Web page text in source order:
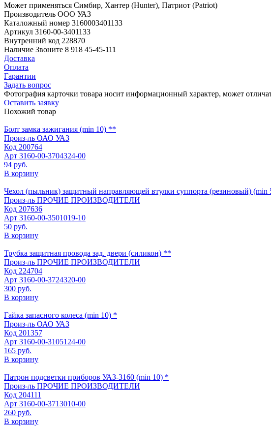
Может применяться Симбир, Хантер (Hunter), Патриот (Patriot)
Производитель ООО УАЗ
Каталожный номер 3160003401133
Артикул 3160-00-3401133
Внутренний код 228870
Наличие Звоните 8 918 45-45-111
Доставка
Оплата
Гарантии
Задать вопрос
Фотография карточки товара носит информационный характер, может
Оставить заявку
Похожий товар
Болт замка зажигания (min 10) **
Произ-ль ОАО УАЗ
Код 200764
Арт 3160-00-3704324-00
94 руб.
В корзину
Чехол (пыльник) защитный направляющей втулки суппорта (резиновый) (min
Произ-ль ПРОЧИЕ ПРОИЗВОДИТЕЛИ
Код 207636
Арт 3160-00-3501019-10
50 руб.
В корзину
Трубка защитная провода зад. двери (силикон) **
Произ-ль ПРОЧИЕ ПРОИЗВОДИТЕЛИ
Код 224704
Арт 3160-00-3724320-00
300 руб.
В корзину
Гайка запасного колеса (min 10) *
Произ-ль ОАО УАЗ
Код 201357
Арт 3160-00-3105124-00
165 руб.
В корзину
Патрон подсветки приборов УАЗ-3160 (min 10) *
Произ-ль ПРОЧИЕ ПРОИЗВОДИТЕЛИ
Код 204111
Арт 3160-00-3713010-00
260 руб.
В корзину